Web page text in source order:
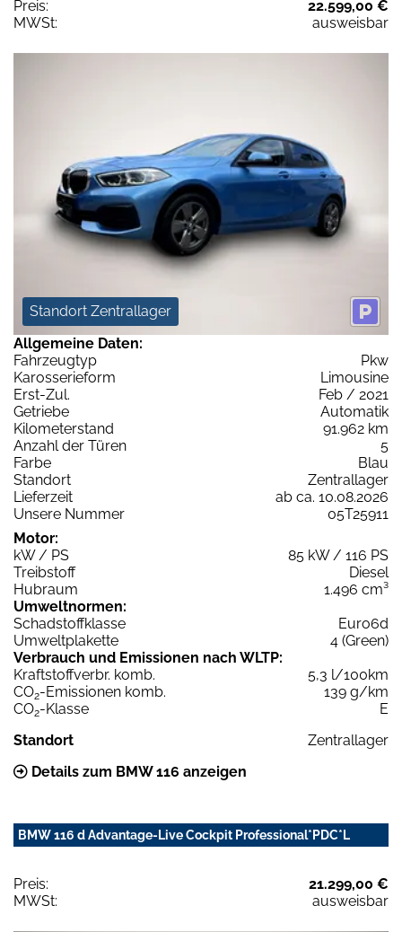
Preis:
22.599,00 €
MWSt:
ausweisbar
Standort Zentrallager
Allgemeine Daten:
Fahrzeugtyp
Pkw
Karosserieform
Limousine
Erst-Zul.
Feb / 2021
Getriebe
Automatik
Kilometerstand
91.962 km
Anzahl der Türen
5
Farbe
Blau
Standort
Zentrallager
Lieferzeit
ab ca. 10.08.2026
Unsere Nummer
05T25911
Motor:
kW / PS
85 kW / 116 PS
Treibstoff
Diesel
Hubraum
1.496 cm³
Umweltnormen:
Schadstoffklasse
Euro6d
Umweltplakette
4 (Green)
Verbrauch und Emissionen nach WLTP:
Kraftstoffverbr. komb.
5,3 l/100km
CO2-Emissionen komb.
139 g/km
CO2-Klasse
E
Standort
Zentrallager
Details zum BMW 116 anzeigen
BMW 116 d Advantage-Live Cockpit Professional*PDC*L
Preis:
21.299,00 €
MWSt:
ausweisbar